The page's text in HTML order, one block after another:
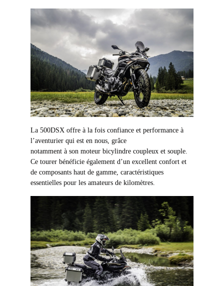
La 500DSX offre à la fois confiance et performance à
l’aventurier qui est en nous, grâce
notamment à son moteur bicylindre coupleux et souple.
Ce tourer bénéficie également d’un excellent confort et
de composants haut de gamme, caractéristiques
essentielles pour les amateurs de kilomètres.